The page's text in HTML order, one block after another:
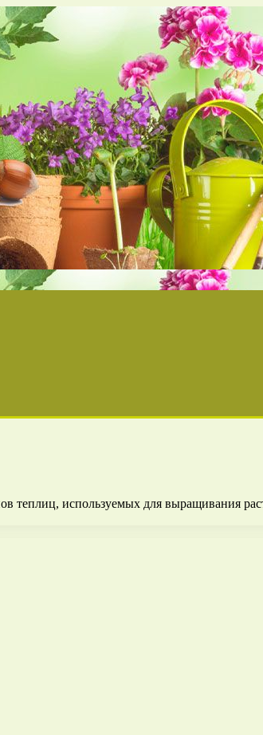
используемых для выращивания